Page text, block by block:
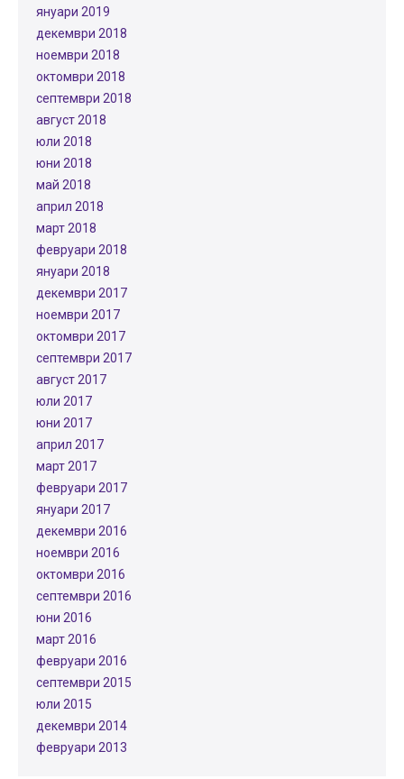
януари 2019
декември 2018
ноември 2018
октомври 2018
септември 2018
август 2018
юли 2018
юни 2018
май 2018
април 2018
март 2018
февруари 2018
януари 2018
декември 2017
ноември 2017
октомври 2017
септември 2017
август 2017
юли 2017
юни 2017
април 2017
март 2017
февруари 2017
януари 2017
декември 2016
ноември 2016
октомври 2016
септември 2016
юни 2016
март 2016
февруари 2016
септември 2015
юли 2015
декември 2014
февруари 2013